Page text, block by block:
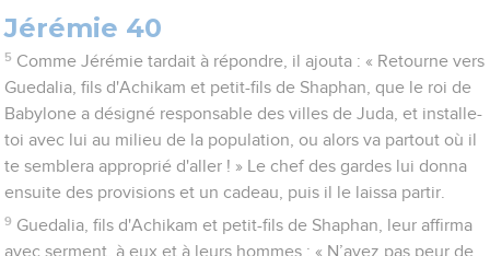
Jérémie 40
5 Comme Jérémie tardait à répondre, il ajouta : « Retourne vers
Guedalia, fils d'Achikam et petit-fils de Shaphan, que le roi de
Babylone a désigné responsable des villes de Juda, et installe-
toi avec lui au milieu de la population, ou alors va partout où il
te semblera approprié d'aller ! » Le chef des gardes lui donna
ensuite des provisions et un cadeau, puis il le laissa partir.
9 Guedalia, fils d'Achikam et petit-fils de Shaphan, leur affirma
avec serment, à eux et à leurs hommes : « N’ayez pas peur de